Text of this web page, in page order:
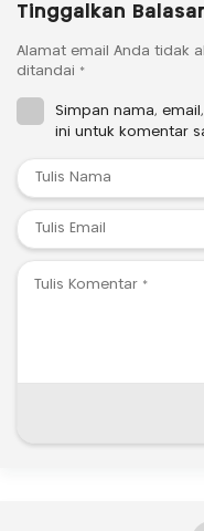
Tinggalkan
Alamat email Anda tidak
ditandai *
Simpan nama,
ini untuk komentar